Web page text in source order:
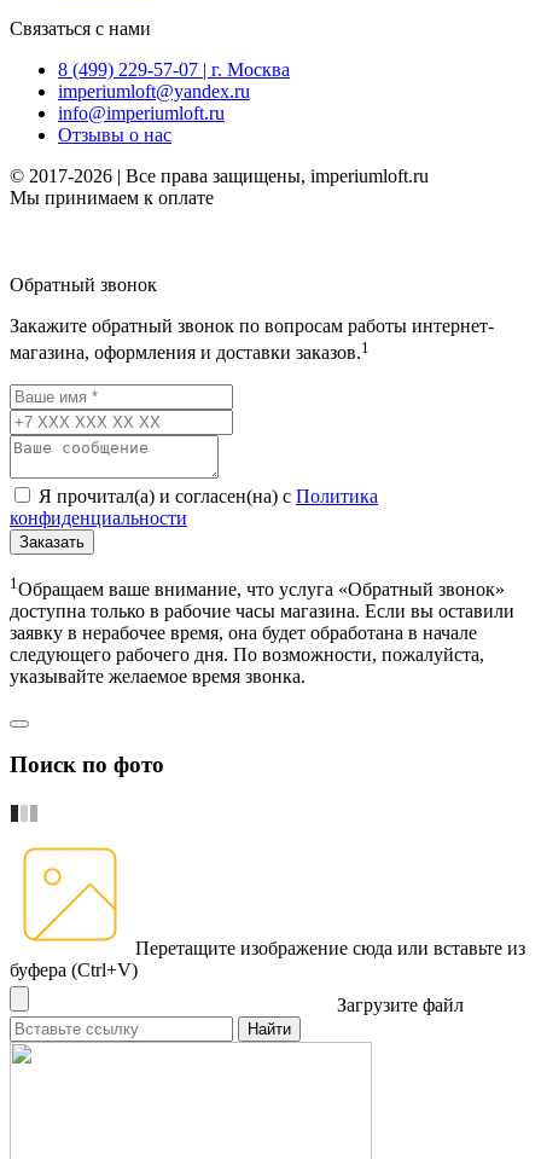
Связаться с нами
8 (499) 229-57-07 | г. Москва
imperiumloft@yandex.ru
info@imperiumloft.ru
Отзывы о нас
© 2017-2026 | Все права защищены, imperiumloft.ru
Мы принимаем к оплате
Обратный звонок
Закажите обратный звонок по вопросам работы интернет-
магазина, оформления и доставки заказов.1
Я прочитал(а) и согласен(на) с Политика
конфиденциальности
Заказать
1 Обращаем ваше внимание, что услуга «Обратный звонок»
доступна только в рабочие часы магазина. Если вы оставили
заявку в нерабочее время, она будет обработана в начале
следующего рабочего дня. По возможности, пожалуйста,
указывайте желаемое время звонка.
Поиск по фото
Перетащите изображение сюда или вставьте из
буфера (Ctrl+V)
Загрузите файл
Найти